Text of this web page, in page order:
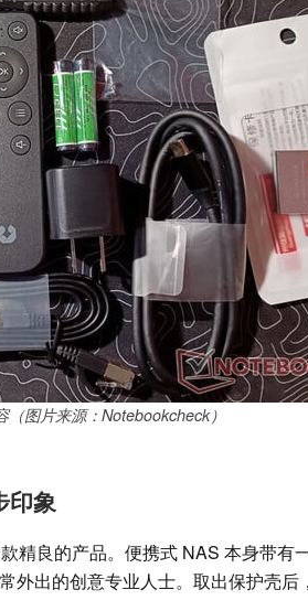
图片来源：Notebookcheck）
印象
精良的产品。便携式 NAS 本身带有
外出的创意专业人士。取出保护壳后